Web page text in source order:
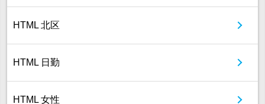
HTML 北区
HTML 日勤
HTML 女性